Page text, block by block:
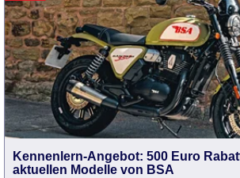
Kennenlern-Angebot: 500 Euro
aktuellen Modelle von BSA